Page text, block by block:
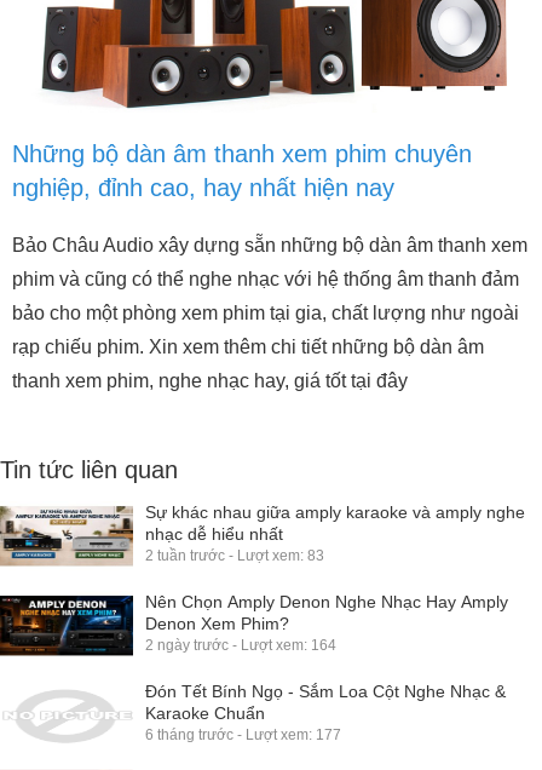
Những bộ dàn âm thanh xem phim chuyên
nghiệp, đỉnh cao, hay nhất hiện nay
Bảo Châu Audio xây dựng sẵn những bộ dàn âm thanh xem
phim và cũng có thể nghe nhạc với hệ thống âm thanh đảm
bảo cho một phòng xem phim tại gia, chất lượng như ngoài
rạp chiếu phim. Xin xem thêm chi tiết những bộ dàn âm
thanh xem phim, nghe nhạc hay, giá tốt tại đây
Tin tức liên quan
Sự khác nhau giữa amply karaoke và amply nghe
nhạc dễ hiểu nhất
2 tuần trước - Lượt xem: 83
Nên Chọn Amply Denon Nghe Nhạc Hay Amply
Denon Xem Phim?
2 ngày trước - Lượt xem: 164
Đón Tết Bính Ngọ - Sắm Loa Cột Nghe Nhạc &
Karaoke Chuẩn
6 tháng trước - Lượt xem: 177